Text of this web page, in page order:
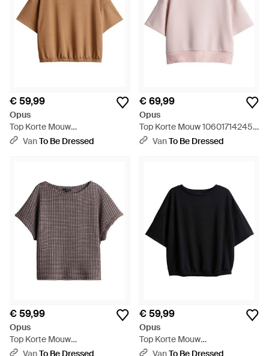
€ 59,99
Opus
Top Korte Mouw
10603413215106 - Bruin
VanTo Be Dressed
€ 69,99
Opus
Top Korte Mouw 106017142451
- Roze
VanTo Be Dressed
€ 59,99
Opus
Top Korte Mouw
10601812983106 - Bruin
VanTo Be Dressed
€ 59,99
Opus
Top Korte Mouw
10603413215106 - Zwart
VanTo Be Dressed